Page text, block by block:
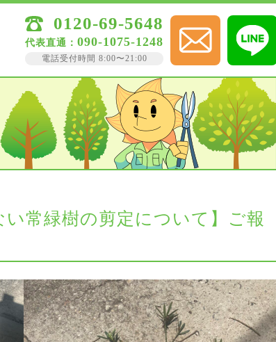
0120-69-5648
代表直通： 090-1075-1248
電話受付時間 8:00〜21:00
い常緑樹の剪定について】ご報